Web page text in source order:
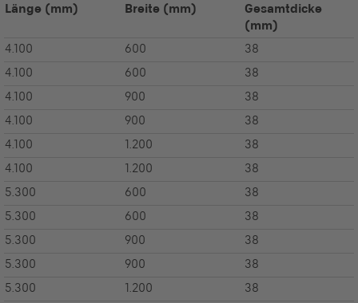
Länge (mm) Breite (mm)
Gesamtdicke
(mm)
4.100 600
38
4.100
600
38
4.100
900
38
4.100
900
38
4.100
1.200
38
4.100
1.200
38
5.300
600
38
5.300
600
38
5.300
900
38
5.300
900
38
5.300
1.200
38